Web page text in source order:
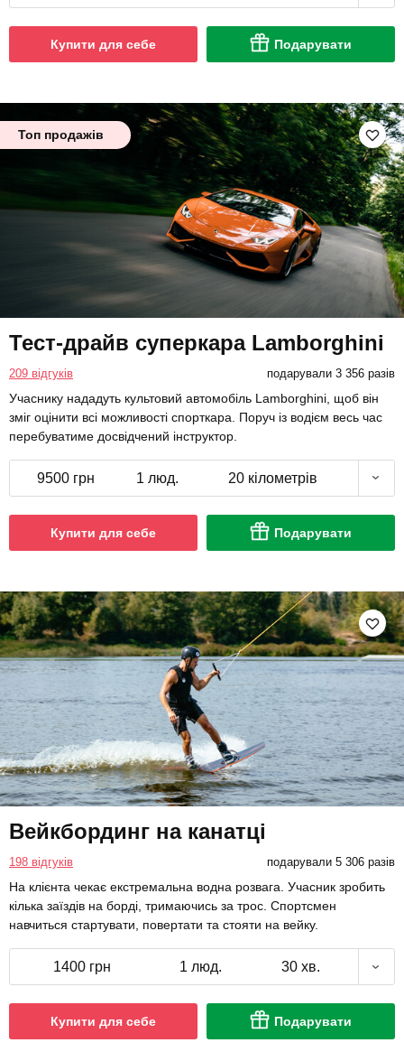
Купити для себе Подарувати
Топ продажів
Тест-драйв суперкара Lamborghini
209 відгуків подарували 3 356 разів
Учаснику нададуть культовий автомобіль Lamborghini, щоб він
зміг оцінити всі можливості спорткара. Поруч із водієм весь час
перебуватиме досвідчений інструктор.
9500 грн 1 люд. 20 кілометрів
Купити для себе Подарувати
Вейкбординг на канатці
198 відгуків подарували 5 306 разів
На клієнта чекає екстремальна водна розвага. Учасник зробить
кілька заїздів на борді, тримаючись за трос. Спортсмен
навчиться стартувати, повертати та стояти на вейку.
1400 грн 1 люд. 30 хв.
Купити для себе Подарувати